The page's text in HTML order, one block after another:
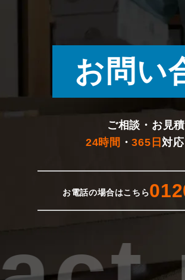
お問い
ご相談・お見
24時間 ・365日対
お電話の場合はこちら